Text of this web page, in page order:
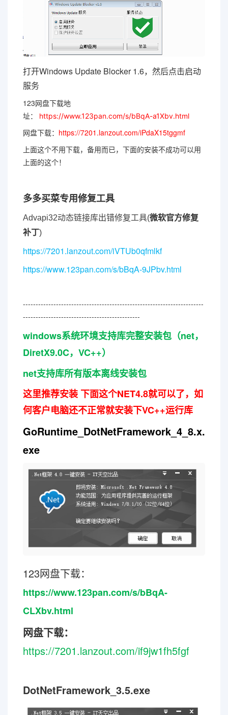
打开Windows Update Blocker 1.6，然后点击启动
服务
123网盘下载地
址：
https://www.123pan.com/s/bBqA-a1Xbv.html
网盘下载： https://7201.lanzout.com/iPdaX15tggmf
上面这个不用下载，备用而已，下面的安装不成功可以用
上面的这个！
多多买菜专用修复工具
Advapi32动态链接库出错修复工具(微软官方修复
补丁)
https://7201.lanzout.com/iVTUb0qfmlkf
https://www.123pan.com/s/bBqA-9JPbv.html
-----------------------------------------------------------------------
----------------------------------------------
windows系统环境支持库完整安装包（net，
DiretX9.0C，VC++）
net支持库所有版本离线安装包
这里推荐安装 下面这个NET4.8就可以了，如
何客户电脑还不正常就安装下VC++运行库
GoRuntime_DotNetFramework_4_8.x.
exe
123网盘下载：
https://www.123pan.com/s/bBqA-
CLXbv.html
网盘下载：
https://7201.lanzout.com/if9jw1fh5fgf
DotNetFramework_3.5.exe